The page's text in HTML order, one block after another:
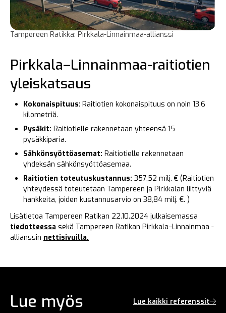
Tampereen Ratikka: Pirkkala-Linnainmaa-allianssi
Pirkkala–Linnainmaa-raitiotien
yleiskatsaus
Kokonaispituus: Raitiotien kokonaispituus on noin 13,6
kilometriä.
Pysäkit: Raitiotielle rakennetaan yhteensä 15
pysäkkiparia.
Sähkönsyöttöasemat: Raitiotielle rakennetaan
yhdeksän sähkönsyöttöasemaa.
Raitiotien toteutuskustannus: 357,52 milj. € (Raitiotien
yhteydessä toteutetaan Tampereen ja Pirkkalan liittyviä
hankkeita, joiden kustannusarvio on 38,84 milj. €. )
Lisätietoa Tampereen Ratikan 22.10.2024 julkaisemassa
tiedotteessa sekä Tampereen Ratikan Pirkkala–Linnainmaa -
allianssin nettisivuilla.
Lue myös Lue kaikki referenssit